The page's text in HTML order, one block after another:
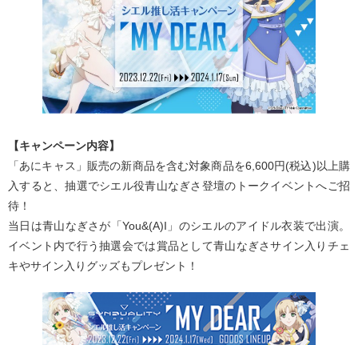
【キャンペーン内容】
「あにキャス」販売の新商品を含む対象商品を6,600円(税込)以上購
入すると、抽選でシエル役青山なぎさ登壇のトークイベントへご招
待！
当日は青山なぎさが「You&(A)I」のシエルのアイドル衣装で出演。
イベント内で行う抽選会では賞品として青山なぎさサイン入りチェ
キやサイン入りグッズもプレゼント！